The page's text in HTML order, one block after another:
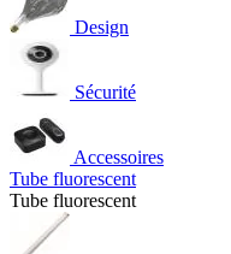
Design
Sécurité
Accessoires
Tube fluorescent
Tube fluorescent